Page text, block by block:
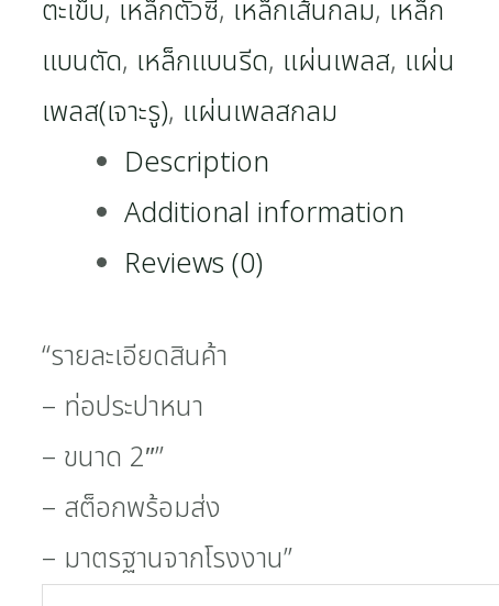
ตะเข็บ, เหล็กตัวซี, เหล็กเส้นกลม, เหล็ก
แบนตัด, เหล็กแบนรีด, แผ่นเพลส, แผ่น
เพลส(เจาะรู), แผ่นเพลสกลม
Description
Additional information
Reviews (0)
“รายละเอียดสินค้า
– ท่อประปาหนา
– ขนาด 2″”
– สต็อกพร้อมส่ง
– มาตรฐานจากโรงงาน”